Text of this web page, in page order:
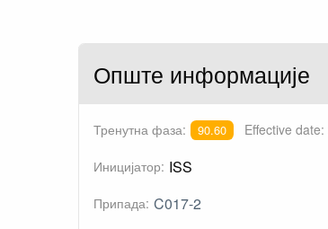
Опште информације
Тренутна фаза: 90.60 Effective date:
Иницијатор: ISS
Припада: C017-2